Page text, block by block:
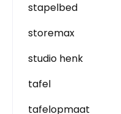
stapelbed
storemax
studio henk
tafel
tafelopmaat